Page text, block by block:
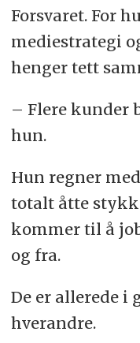
Forsvaret. For
mediestrategi
henger tett
– Flere kunder
hun.
Hun regner
totalt åtte
kommer til å
og fra.
De er allerede i
hverandre.